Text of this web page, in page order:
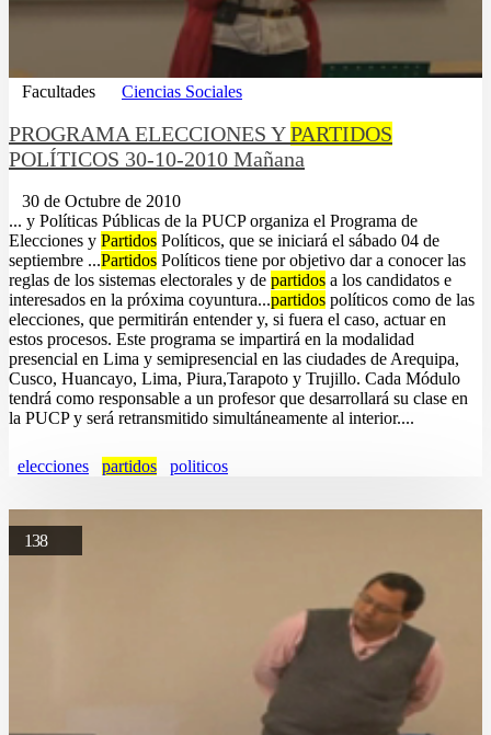
Facultades Ciencias Sociales
PROGRAMA ELECCIONES YPARTIDOS
POLÍTICOS 30-10-2010 Mañana
30 de Octubre de 2010
... y Políticas Públicas de la PUCP organiza el Programa de
Elecciones y Partidos Políticos, que se iniciará el sábado 04 de
septiembre ...Partidos Políticos tiene por objetivo dar a conocer las
reglas de los sistemas electorales y de partidos a los candidatos e
interesados en la próxima coyuntura...partidos políticos como de las
elecciones, que permitirán entender y, si fuera el caso, actuar en
estos procesos. Este programa se impartirá en la modalidad
presencial en Lima y semipresencial en las ciudades de Arequipa,
Cusco, Huancayo, Lima, Piura,Tarapoto y Trujillo. Cada Módulo
tendrá como responsable a un profesor que desarrollará su clase en
la PUCP y será retransmitido simultáneamente al interior....
elecciones partidos politicos
138